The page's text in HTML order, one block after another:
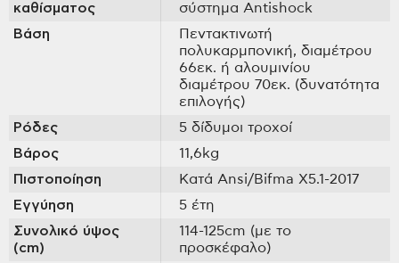
καθίσματος
σύστημα Antishock
Βάση
Πεντακτινωτή
πολυκαρμπονική, διαμέτρου
66εκ. ή αλουμινίου
διαμέτρου 70εκ. (δυνατότητα
επιλογής)
Ρόδες
5 δίδυμοι τροχοί
Βάρος
11,6kg
Πιστοποίηση
Κατά Ansi/Bifma X5.1-2017
Εγγύηση
5 έτη
Συνολικό ύψος
(cm)
114-125cm (με το
προσκέφαλο)